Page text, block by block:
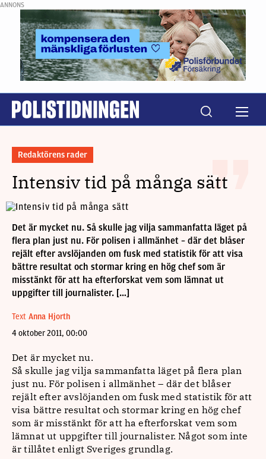
ANNONS
Redaktörens rader
Intensiv tid på många sätt
Det är mycket nu. Så skulle jag vilja sammanfatta läget på
flera plan just nu. För polisen i allmänhet – där det blåser
rejält efter avslöjanden om fusk med statistik för att visa
bättre resultat och stormar kring en hög chef som är
misstänkt för att ha efterforskat vem som lämnat ut
uppgifter till journalister. […]
Text Anna Hjorth
4 oktober 2011, 00:00
Det är mycket nu.
Så skulle jag vilja sammanfatta läget på flera plan
just nu. För polisen i allmänhet – där det blåser
rejält efter avslöjanden om fusk med statistik för att
visa bättre resultat och stormar kring en hög chef
som är misstänkt för att ha efterforskat vem som
lämnat ut uppgifter till journalister. Något som inte
är tillåtet enligt Sveriges grundlag.